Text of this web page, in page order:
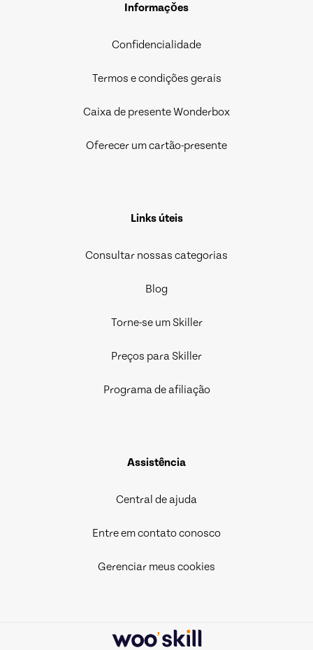
Informaçǒes
Confidencialidade
Termos e condições gerais
Caixa de presente Wonderbox
Oferecer um cartão-presente
Links úteis
Consultar nossas categorias
Blog
Torne-se um Skiller
Preços para Skiller
Programa de afiliação
Assistência
Central de ajuda
Entre em contato conosco
Gerenciar meus cookies